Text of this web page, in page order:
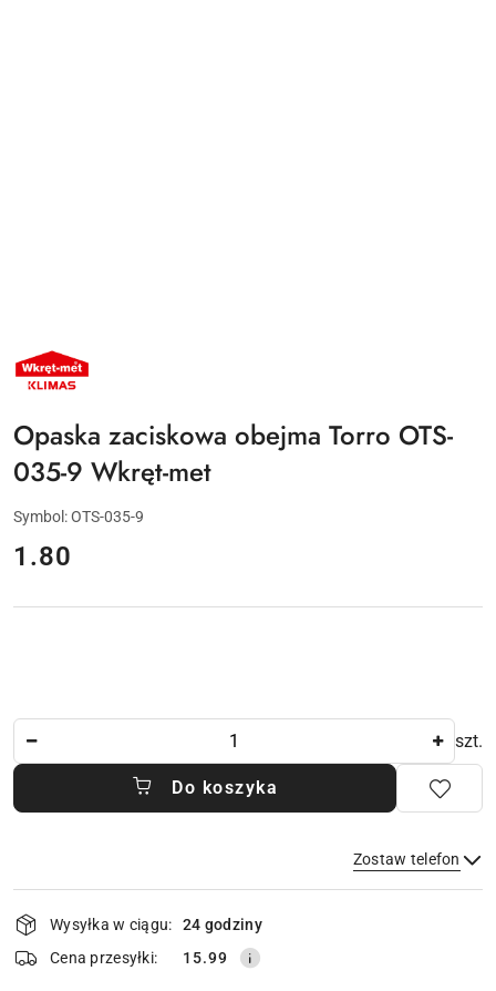
NAZWA
PRODUCENTA:
KLIMAS
Opaska zaciskowa obejma Torro OTS-
035-9 Wkręt-met
Symbol:OTS-035-9
cena:
1.80
szt.
Do koszyka
Zostaw telefon
Wyślij
Dostępność
i
dostawa
Wysyłka w ciągu:
24 godziny
Cena przesyłki:
15.99